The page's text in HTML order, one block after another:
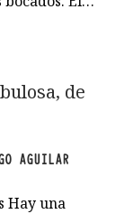
de
AGUILAR
Hay una